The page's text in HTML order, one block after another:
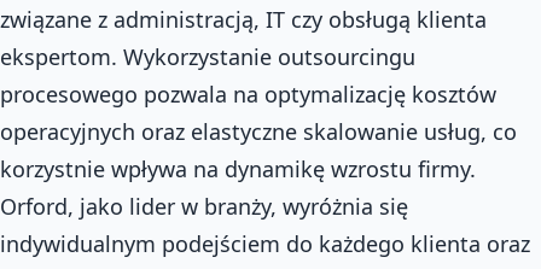
związane z administracją, IT czy obsługą klienta
ekspertom. Wykorzystanie outsourcingu
procesowego pozwala na optymalizację kosztów
operacyjnych oraz elastyczne skalowanie usług, co
korzystnie wpływa na dynamikę wzrostu firmy.
Orford, jako lider w branży, wyróżnia się
indywidualnym podejściem do każdego klienta oraz